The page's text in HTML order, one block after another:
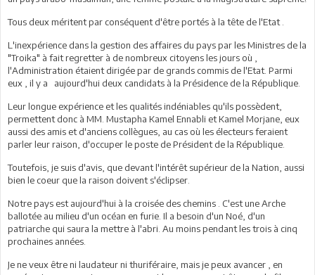
Tous deux méritent par conséquent d'être portés à la tête de l'Etat .
L'inexpérience dans la gestion des affaires du pays par les Ministres de la
"Troika" à fait regretter à de nombreux citoyens les jours où ,
l'Administration étaient dirigée par de grands commis de l'Etat. Parmi
eux , il y a aujourd'hui deux candidats à la Présidence de la République.
Leur longue expérience et les qualités indéniables qu'ils possèdent,
permettent donc à MM. Mustapha Kamel Ennabli et Kamel Morjane, eux
aussi des amis et d'anciens collègues, au cas où les électeurs feraient
parler leur raison, d'occuper le poste de Président de la République.
Toutefois, je suis d'avis, que devant l'intérêt supérieur de la Nation, aussi
bien le coeur que la raison doivent s'éclipser.
Notre pays est aujourd'hui à la croisée des chemins . C'est une Arche
ballotée au milieu d'un océan en furie. Il a besoin d'un Noé, d'un
patriarche qui saura la mettre à l'abri. Au moins pendant les trois à cinq
prochaines années.
Je ne veux être ni laudateur ni thuriféraire, mais je peux avancer , en